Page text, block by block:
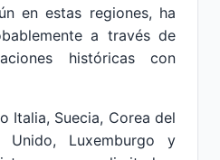
en estas regiones, ha
a través de
históricas con
Italia, Suecia, Corea del
Unido, Luxemburgo y